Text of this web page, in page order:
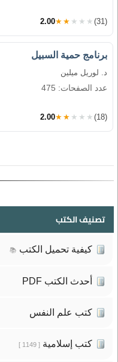
2.00★★★★★ (31)
برنامج حمية السبيل
د. لوريل ميلين
عدد الصفحات: 475
2.00★★★★★ (18)
تصنيف الكتب
كيفية تحميل الكتب 📚
أحدث الكتب PDF
كتب علم النفس
كتب إسلامية[ 1149 ]